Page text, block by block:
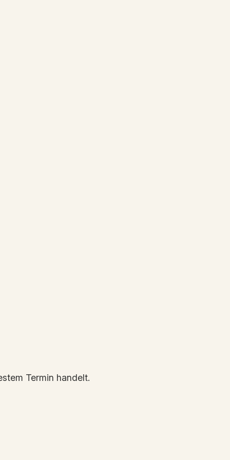
Termin handelt.